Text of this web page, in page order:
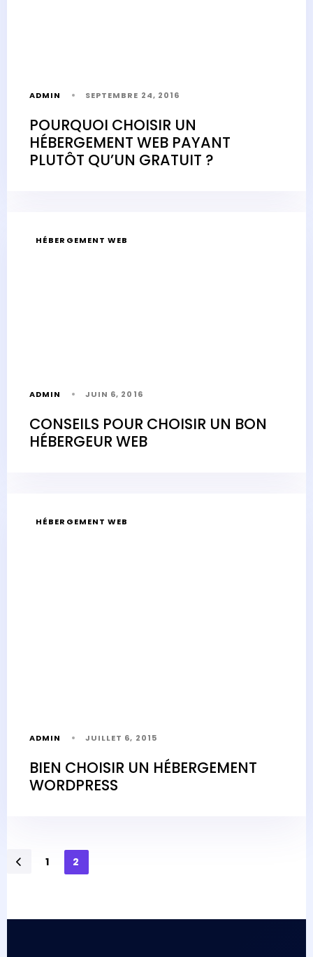
ADMIN SEPTEMBRE 24, 2016
POURQUOI CHOISIR UN
HÉBERGEMENT WEB PAYANT
PLUTÔT QU’UN GRATUIT ?
HÉBERGEMENT WEB
ADMIN JUIN 6, 2016
CONSEILS POUR CHOISIR UN BON
HÉBERGEUR WEB
HÉBERGEMENT WEB
ADMIN JUILLET 6, 2015
BIEN CHOISIR UN HÉBERGEMENT
WORDPRESS
1 2